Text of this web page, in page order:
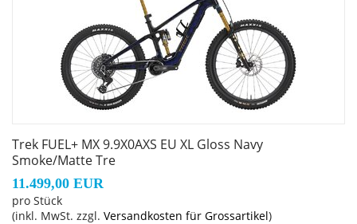
Leitungsverlegung, austauschbare
Aluminiumumlenkhebel, austauschbare untere
Dämpferaufnahme, Unterrohrschutz, Shuttle-Protektor,
ABP, UDH, Boost148, anpassbarer
Rahmengröße: M
Rahmenmaterial: Carbon
Gangschaltung: SRAM X0 Eagle AXS, T-Type
Trek FUEL+ MX 9.9X0AXS EU XL Gloss Navy
Smoke/Matte Tre
11.499,00 EUR
pro Stück
(inkl. MwSt. zzgl. Versandkosten für Grossartikel)